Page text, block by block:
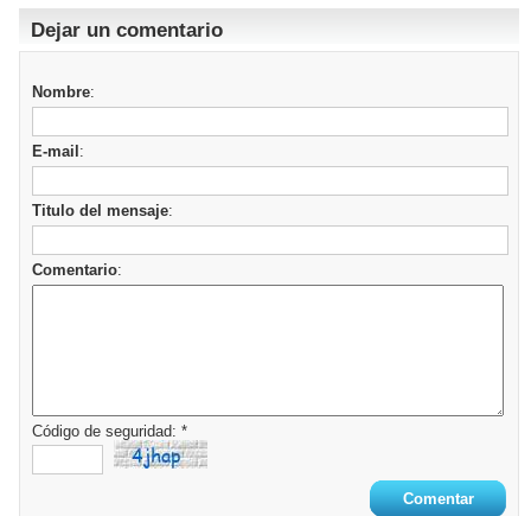
Dejar un comentario
Nombre:
E-mail :
Titulo del mensaje:
Comentario:
Código de seguridad: *